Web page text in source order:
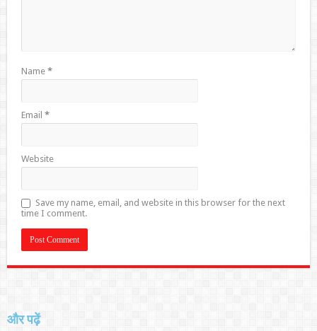
Name *
Email *
Website
Save my name, email, and website in this browser for the next
time I comment.
और पढ़ें